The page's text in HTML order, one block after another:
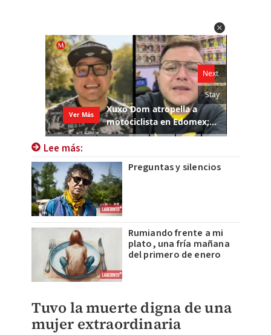
Lee más:
Preguntas y silencios
Rumiando frente a mi
plato, una fría mañana
del primero de enero
Tuvo la muerte digna de una
mujer extraordinaria